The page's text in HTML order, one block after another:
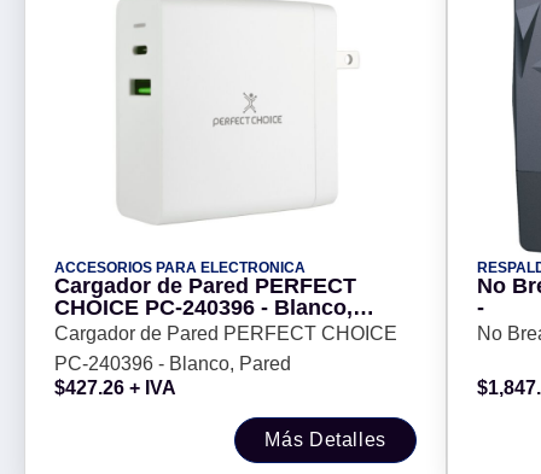
ACCESORIOS PARA ELECTRONICA
Cargador de Pared PERFECT
CHOICE PC-240396 - Blanco,
Pared
Cargador de Pared PERFECT CHOICE
PC-240396 - Blanco, Pared
$427.26 + IVA
Más Detalles
No
-
No
$